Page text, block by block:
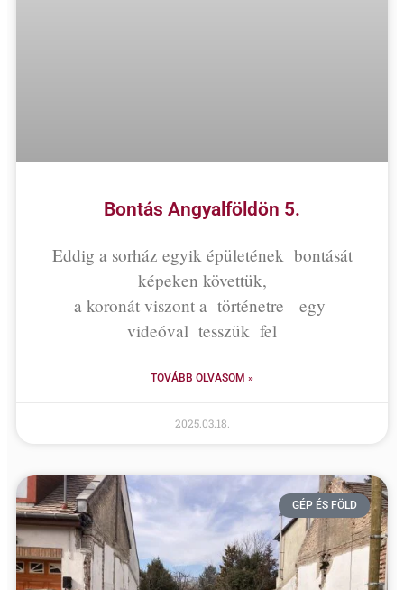
Bontás Angyalföldön 5.
Eddig a sorház egyik épületének bontását
képeken követtük,
a koronát viszont a történetre egy
videóval tesszük fel
TOVÁBB OLVASOM »
2025.03.18.
GÉP ÉS FÖLD